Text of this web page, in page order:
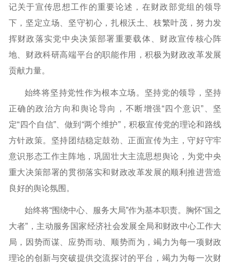
记关于宣传思想工作的重要论述，在财政部党组的领导
下，坚定立场、坚守初心，扎根沃土、枝繁叶茂，努力发
挥财政落实党中央决策部署重要载体、财政宣传核心阵
地、财政科研高端平台的职能作用，积极为财政改革发展
贡献力量。
始终将坚持党性作为根本立场。坚持党的领导，坚持
正确的政治方向和舆论导向，不断增强“四个意识”、坚
定“四个自信”、做到“两个维护”，积极宣传党的理论和路线
方针政策。坚持团结稳定鼓劲、正面宣传为主，守好守牢
意识形态工作主阵地，巩固壮大主流思想舆论，为党中央
重大决策部署的贯彻落实和财政改革发展的顺利推进营造
良好的舆论氛围。
始终将“围绕中心、服务大局”作为基本职责。胸怀“国之
大者”，主动服务国家经济社会发展全局和财政中心工作大
局，因势而谋、应势而动、顺势而为，竭力为每一项财政
理论的创新与突破提供交流探讨的平台，竭力为每一次财